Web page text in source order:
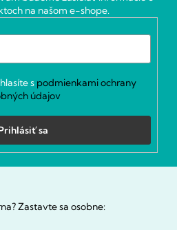
na našom e-shope.
s podmienkami ochrany
údajov
sa
Zastavte sa osobne: